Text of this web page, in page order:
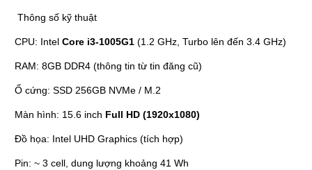
Thông số kỹ thuật
CPU: Intel Core i3-1005G1 (1.2 GHz, Turbo lên đến 3.4 GHz)
RAM: 8GB DDR4 (thông tin từ tin đăng cũ)
Ổ cứng: SSD 256GB NVMe / M.2
Màn hình: 15.6 inch Full HD (1920x1080)
Đồ họa: Intel UHD Graphics (tích hợp)
Pin: ~ 3 cell, dung lượng khoảng 41 Wh